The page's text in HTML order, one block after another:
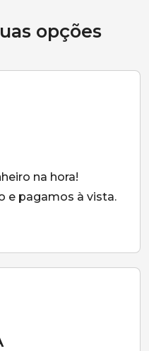
opções
na hora!
e pagamos à vista.